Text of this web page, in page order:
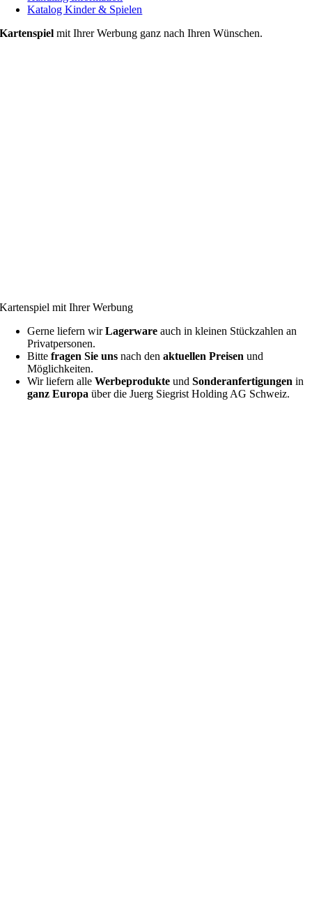
Katalog Kinder & Spielen
Kartenspiel mit Ihrer Werbung ganz nach Ihren Wünschen.
Kartenspiel mit Ihrer Werbung
Gerne liefern wirLagerware auch in kleinen Stückzahlen an
Privatpersonen.
Bittefragen Sie uns nach den aktuellen Preisen und
Möglichkeiten.
Wir liefern alleWerbeprodukte undSonderanfertigungen in
ganz Europa über die Juerg Siegrist Holding AG Schweiz.